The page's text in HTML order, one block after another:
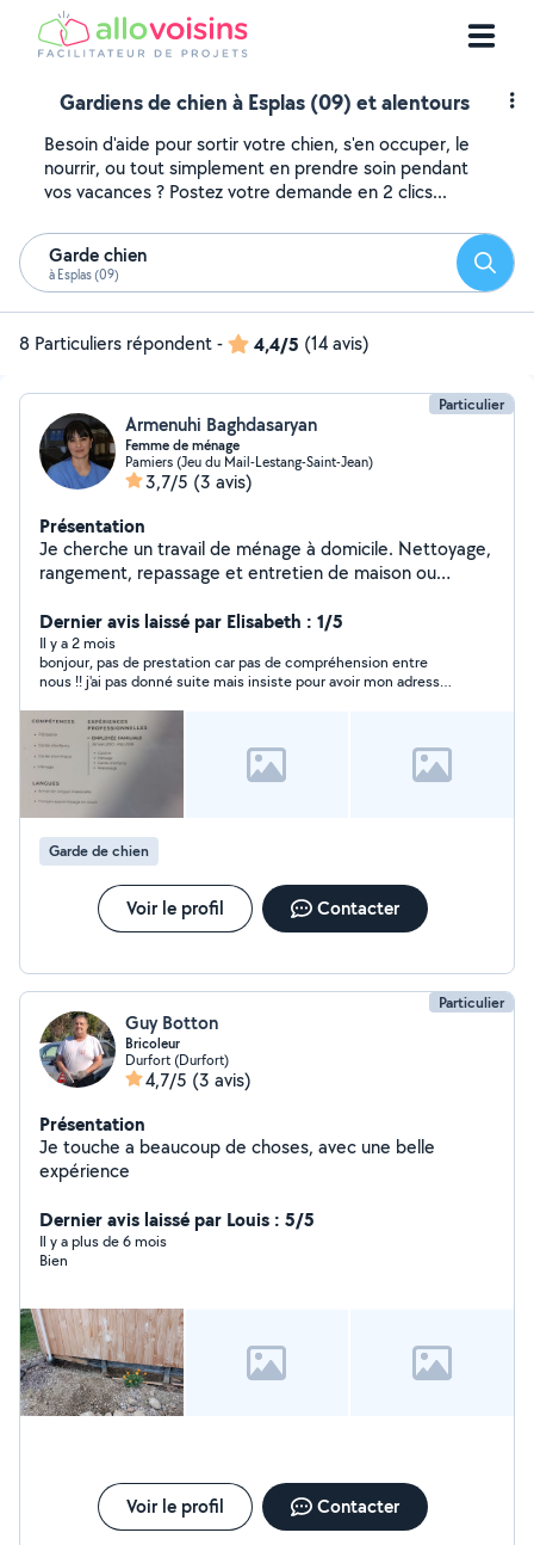
Gardiens de chien à Esplas (09) et alentours
Besoin d'aide pour sortir votre chien, s'en occuper, le
nourrir, ou tout simplement en prendre soin pendant
vos vacances ? Postez votre demande en 2 clics...
Garde chien
à Esplas (09)
8 Particuliers répondent- 4,4/5 (14 avis)
Particulier
Armenuhi Baghdasaryan
Femme de ménage
Pamiers (Jeu du Mail-Lestang-Saint-Jean)
3,7/5 (3 avis)
Présentation
Je cherche un travail de ménage à domicile. Nettoyage,
rangement, repassage et entretien de maison ou
Dernier avis laissé par Elisabeth : 1/5
Il y a 2 mois
bonjour, pas de prestation car pas de compréhension entre
nous !! j'ai pas donné suite mais insiste pour avoir mon adresse
Garde de chien
Voir le profil Contacter
Particulier
Guy Botton
Bricoleur
Durfort (Durfort)
4,7/5 (3 avis)
Présentation
Je touche a beaucoup de choses, avec une belle
expérience
Dernier avis laissé par Louis : 5/5
Il y a plus de 6 mois
Bien
Voir le profil Contacter